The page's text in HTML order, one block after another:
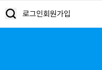
로그인회원가입